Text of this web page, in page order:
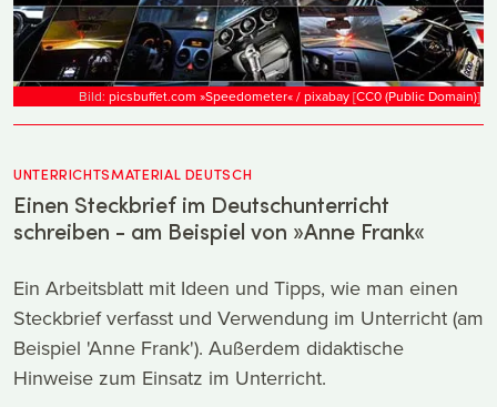
Bild: picsbuffet.com »Speedometer« / pixabay[CC0 (Public Domain)]
UNTERRICHTSMATERIAL DEUTSCH
Einen Steckbrief im Deutschunterricht
schreiben - am Beispiel von »Anne Frank«
Ein Arbeitsblatt mit Ideen und Tipps, wie man einen
Steckbrief verfasst und Verwendung im Unterricht (am
Beispiel 'Anne Frank'). Außerdem didaktische
Hinweise zum Einsatz im Unterricht.